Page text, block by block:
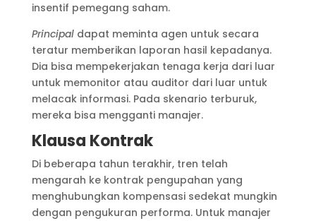
insentif pemegang saham.
Principaldapat meminta agen untuk secara
teratur memberikan laporan hasil kepadanya.
Dia bisa mempekerjakan tenaga kerja dari luar
untuk memonitor atau auditor dari luar untuk
melacak informasi. Pada skenario terburuk,
mereka bisa mengganti manajer.
Klausa Kontrak
Di beberapa tahun terakhir, tren telah
mengarah ke kontrak pengupahan yang
menghubungkan kompensasi sedekat mungkin
dengan pengukuran performa. Untuk manajer